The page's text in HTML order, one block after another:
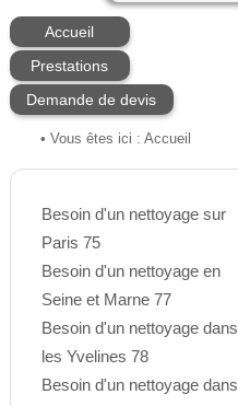
Accueil
Prestations
Demande de devis
• Vous êtes ici : Accueil
Besoin d'un nettoyage sur
Paris 75
Besoin d'un nettoyage en
Seine et Marne 77
Besoin d'un nettoyage dans
les Yvelines 78
Besoin d'un nettoyage dans